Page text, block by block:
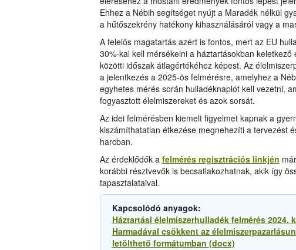
Ehhez a Nébih segítséget nyújt a Maradék nélkül
a hűtőszekrény hatékony kihasználásáról vagy a
A felelős magatartás azért is fontos, mert az EU
30%-kal kell mérsékelni a háztartásokban
közötti időszak átlagértékéhez képest. Az
a jelentkezés a 2025-ös felmérésre, amelyhez a
egyhetes mérés során hulladéknaplót kell vezetni,
fogyasztott élelmiszereket és azok sorsát.
Az idei felmérésben kiemelt figyelmet kapnak a
kiszámíthatatlan étkezése megnehezíti a tervezést
harcban.
Az érdeklődők a felmérés regisztrációs linkjén
korábbi résztvevők is becsatlakozhatnak, akik így
tapasztalataival.
Kapcsolódó anyagok:
Háztartási élelmiszerhulladék felmérés
Harmadával csökkent az
letölthető formátumban (docx)